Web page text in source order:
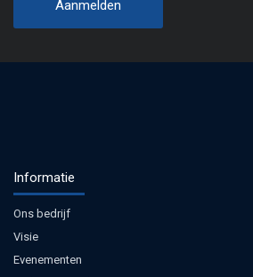
Informatie
Ons bedrijf
Visie
Evenementen